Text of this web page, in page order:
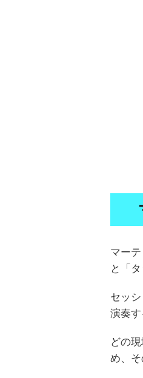
マー
と「
セッ
演奏す
どの
め、